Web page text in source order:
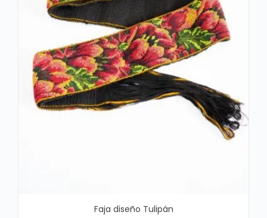
Faja diseño Tulipán